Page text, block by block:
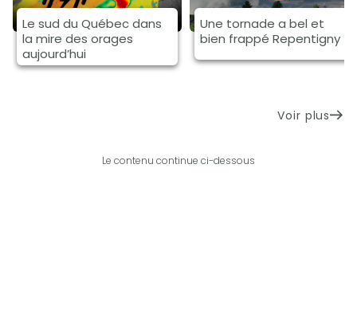
Le sud du Québec dans
la mire des orages
aujourd’hui
Une tornade a bel et
bien frappé Repentigny
Voir plus
Le contenu continue ci-dessous